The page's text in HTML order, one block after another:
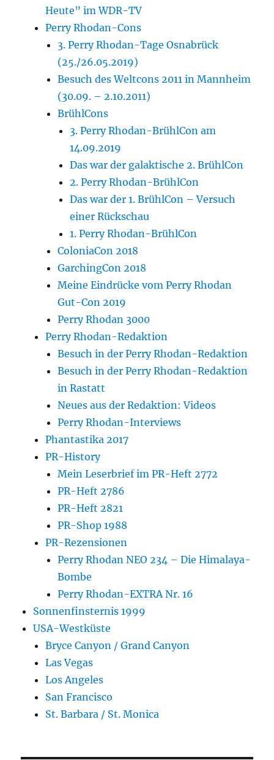
Heute” im WDR-TV
Perry Rhodan-Cons
3. Perry Rhodan-Tage Osnabrück
(25./26.05.2019)
Besuch des Weltcons 2011 in Mannheim
(30.09. – 2.10.2011)
BrühlCons
3. Perry Rhodan-BrühlCon am
14.09.2019
Das war der galaktische 2. BrühlCon
2. Perry Rhodan-BrühlCon
Das war der 1. BrühlCon – Versuch
einer Rückschau
1. Perry Rhodan-BrühlCon
ColoniaCon 2018
GarchingCon 2018
Meine Eindrücke vom Perry Rhodan
Gut-Con 2019
Perry Rhodan 3000
Perry Rhodan-Redaktion
Besuch in der Perry Rhodan-Redaktion
Besuch in der Perry Rhodan-Redaktion
in Rastatt
Neues aus der Redaktion: Videos
Perry Rhodan-Interviews
Phantastika 2017
PR-History
Mein Leserbrief im PR-Heft 2772
PR-Heft 2786
PR-Heft 2821
PR-Shop 1988
PR-Rezensionen
Perry Rhodan NEO 234 – Die Himalaya-
Bombe
Perry Rhodan-EXTRA Nr. 16
Sonnenfinsternis 1999
USA-Westküste
Bryce Canyon / Grand Canyon
Las Vegas
Los Angeles
San Francisco
St. Barbara / St. Monica